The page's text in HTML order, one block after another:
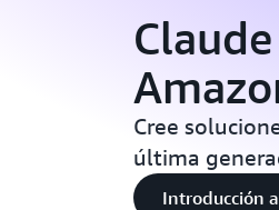
Cree
última
Introducción